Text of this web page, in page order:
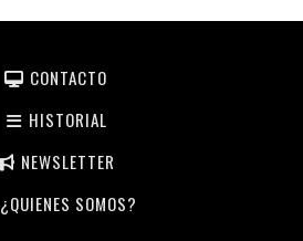
CONTACTO
HISTORIAL
NEWSLETTER
¿QUIENES SOMOS?